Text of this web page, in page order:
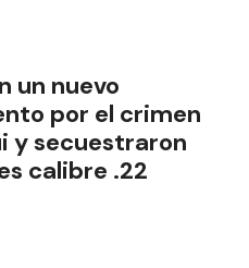
un nuevo
por el crimen
y secuestraron
calibre .22